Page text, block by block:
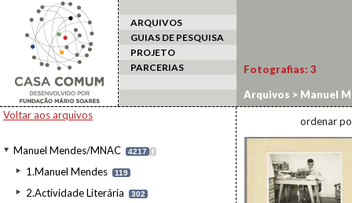
ARQUIVOS
GUIAS DE PESQUISA
PROJETO
PARCERIAS
Voltar aos arquivos
Manuel Mendes/MNAC 4217 I
1.Manuel Mendes 119
2.Actividade Literária 302
Fotografias: 3
Arquivos > Manuel
ordenar